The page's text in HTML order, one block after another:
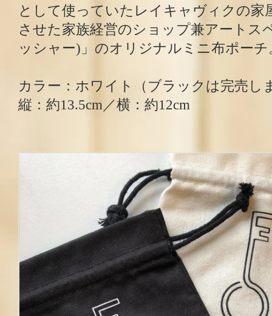
として使っていたレイキャヴィクの家
させた家族経営のショップ兼アートス
ッシャー)」のオリジナルミニ布ポーチ
カラー：ホワイト（ブラックは完売し
縦：約13.5cm／横：約12cm